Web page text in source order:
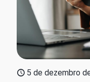
5 de dezembro